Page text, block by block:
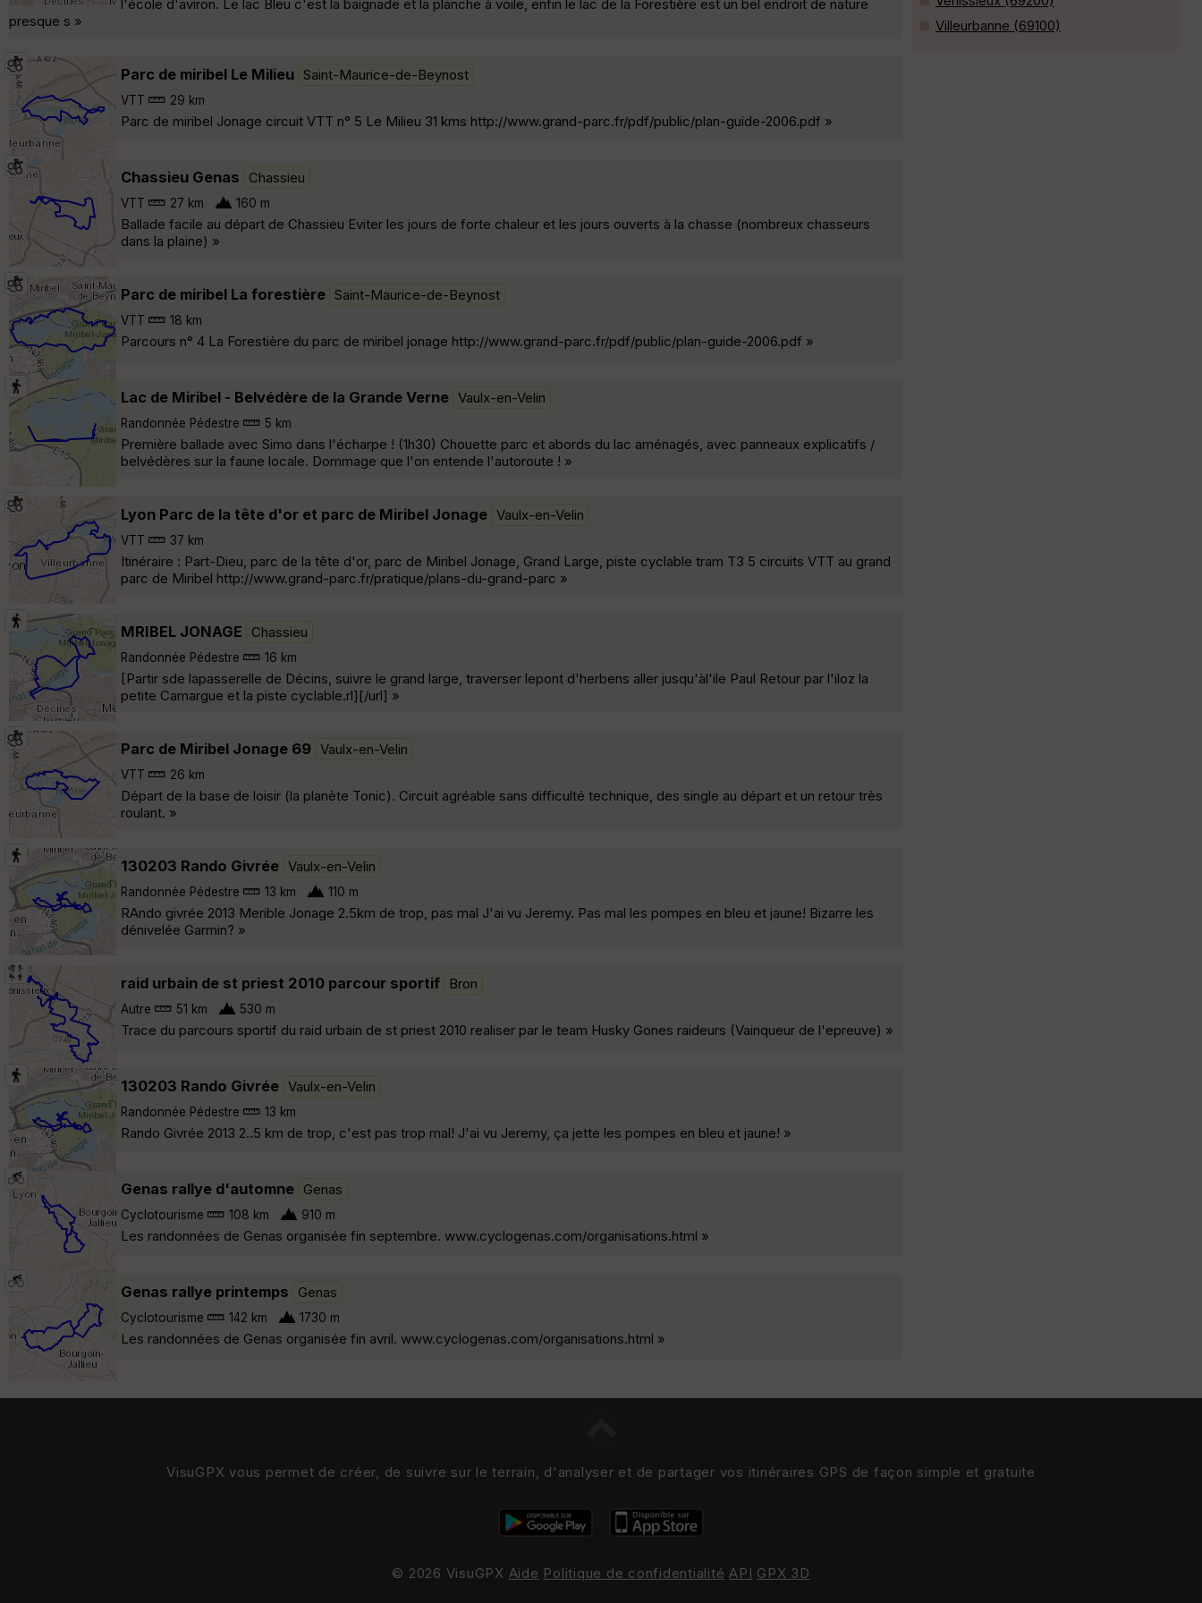
l'école d'aviron. Le lac Bleu c'est la baignade et la planche à voile, enfin le lac de la Forestière est un bel endroit de nature
presque s »
Parc de miribel Le Milieu Saint-Maurice-de-Beynost
VTT 29 km
Parc de miribel Jonage circuit VTT n° 5 Le Milieu 31 kms http://www.grand-parc.fr/pdf/public/plan-guide-2006.pdf »
Chassieu Genas Chassieu
VTT 27 km 160 m
Ballade facile au départ de Chassieu Eviter les jours de forte chaleur et les jours ouverts à la chasse (nombreux chasseurs
dans la plaine) »
Parc de miribel La forestière Saint-Maurice-de-Beynost
VTT 18 km
Parcours n° 4 La Forestière du parc de miribel jonage http://www.grand-parc.fr/pdf/public/plan-guide-2006.pdf »
Lac de Miribel - Belvédère de la Grande Verne Vaulx-en-Velin
Randonnée Pédestre 5 km
Première ballade avec Simo dans l'écharpe ! (1h30) Chouette parc et abords du lac aménagés, avec panneaux explicatifs /
belvédères sur la faune locale. Dommage que l'on entende l'autoroute ! »
Lyon Parc de la tête d'or et parc de Miribel Jonage Vaulx-en-Velin
VTT 37 km
Itinéraire : Part-Dieu, parc de la tête d'or, parc de Miribel Jonage, Grand Large, piste cyclable tram T3 5 circuits VTT au grand
parc de Miribel http://www.grand-parc.fr/pratique/plans-du-grand-parc »
MRIBEL JONAGE Chassieu
Randonnée Pédestre 16 km
[Partir sde lapasserelle de Décins, suivre le grand large, traverser lepont d'herbens aller jusqu'àl'ile Paul Retour par l'iloz la
petite Camargue et la piste cyclable.rl][/url] »
Parc de Miribel Jonage 69 Vaulx-en-Velin
VTT 26 km
Départ de la base de loisir (la planète Tonic). Circuit agréable sans difficulté technique, des single au départ et un retour très
roulant. »
130203 Rando Givrée Vaulx-en-Velin
Randonnée Pédestre 13 km 110 m
RAndo givrée 2013 Merible Jonage 2.5km de trop, pas mal J'ai vu Jeremy. Pas mal les pompes en bleu et jaune! Bizarre les
dénivelée Garmin? »
raid urbain de st priest 2010 parcour sportif Bron
Autre 51 km 530 m
Trace du parcours sportif du raid urbain de st priest 2010 realiser par le team Husky Gones raideurs (Vainqueur de l'epreuve) »
130203 Rando Givrée Vaulx-en-Velin
Randonnée Pédestre 13 km
Rando Givrée 2013 2..5 km de trop, c'est pas trop mal! J'ai vu Jeremy, ça jette les pompes en bleu et jaune! »
Genas rallye d'automne Genas
Cyclotourisme 108 km 910 m
Les randonnées de Genas organisée fin septembre. www.cyclogenas.com/organisations.html »
Genas rallye printemps Genas
Cyclotourisme 142 km 1730 m
Les randonnées de Genas organisée fin avril. www.cyclogenas.com/organisations.html »
Villeurbanne (69100)
VisuGPX vous permet de créer, de suivre sur le terrain, d'analyser et de partager vos itinéraires GPS de façon simple et gratuite
© 2026 VisuGPX Aide Politique de confidentialité API GPX 3D